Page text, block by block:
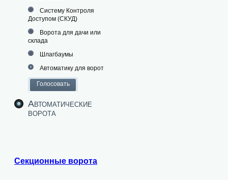
Систему Контроля
Доступом (СКУД)
Ворота для дачи или
склада
Шлагбаумы
Автоматику для ворот
Автоматические
ворота
Секционные ворота